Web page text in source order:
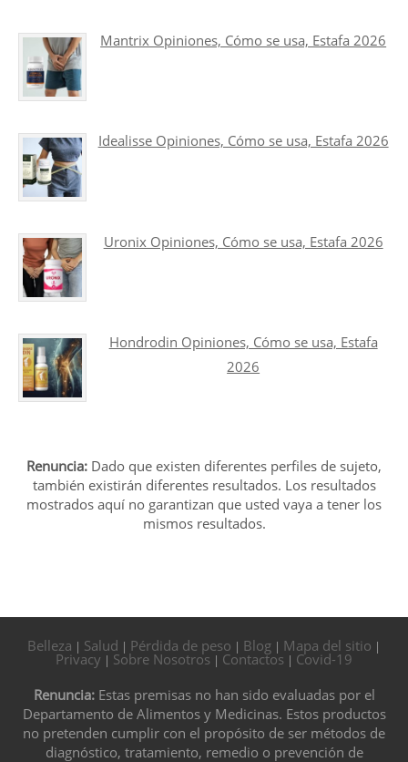
Mantrix Opiniones, Cómo se usa, Estafa 2026
Idealisse Opiniones, Cómo se usa, Estafa 2026
Uronix Opiniones, Cómo se usa, Estafa 2026
Hondrodin Opiniones, Cómo se usa, Estafa
2026
Renuncia: Dado que existen diferentes perfiles de sujeto,
también existirán diferentes resultados. Los resultados
mostrados aquí no garantizan que usted vaya a tener los
mismos resultados.
Belleza | Salud | Pérdida de peso | Blog | Mapa del sitio |
Privacy | Sobre Nosotros | Contactos | Covid-19
Renuncia:Estas premisas no han sido evaluadas por el
Departamento de Alimentos y Medicinas. Estos productos
no pretenden cumplir con el propósito de ser métodos de
diagnóstico, tratamiento, remedio o prevención de